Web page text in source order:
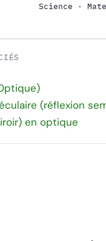
Science ·
(réflexion
en optique